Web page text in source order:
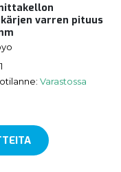
varren pituus
Varastossa